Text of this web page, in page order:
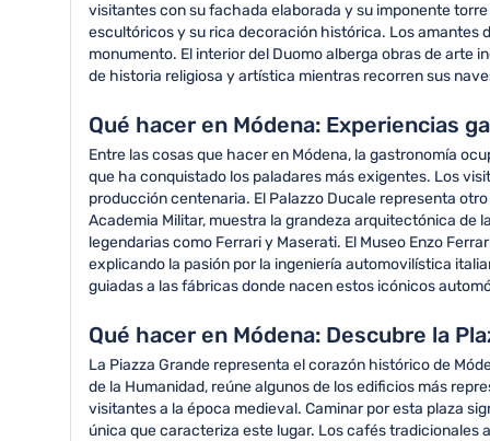
visitantes con su fachada elaborada y su imponente
escultóricos y su rica decoración histórica. Los amantes
monumento. El interior del Duomo alberga obras de arte
de historia religiosa y artística mientras recorren sus
Qué hacer en Módena: Experiencias
Entre las cosas que hacer en Módena, la gastronomía
que ha conquistado los paladares más exigentes. Los
producción centenaria. El Palazzo Ducale representa
Academia Militar, muestra la grandeza arquitectónica de
legendarias como Ferrari y Maserati. El Museo Enzo
explicando la pasión por la ingeniería automovilística
guiadas a las fábricas donde nacen estos icónicos
Qué hacer en Módena: Descubre la
La Piazza Grande representa el corazón histórico de
de la Humanidad, reúne algunos de los edificios más
visitantes a la época medieval. Caminar por esta plaza
única que caracteriza este lugar. Los cafés tradicionales